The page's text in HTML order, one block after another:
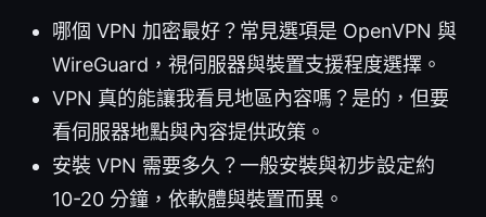
哪個 VPN 加密最好？常見選項是 OpenVPN 與
WireGuard，視伺服器與裝置支援程度選擇。
VPN 真的能讓我看見地區內容嗎？是的，但要
看伺服器地點與內容提供政策。
安裝 VPN 需要多久？一般安裝與初步設定約
10-20 分鐘，依軟體與裝置而異。